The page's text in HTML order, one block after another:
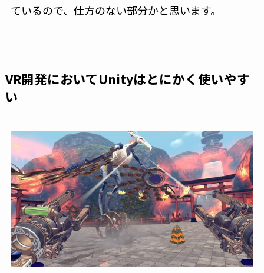
ているので、仕方のない部分かと思います。
VR開発においてUnityはとにかく使いやす
い